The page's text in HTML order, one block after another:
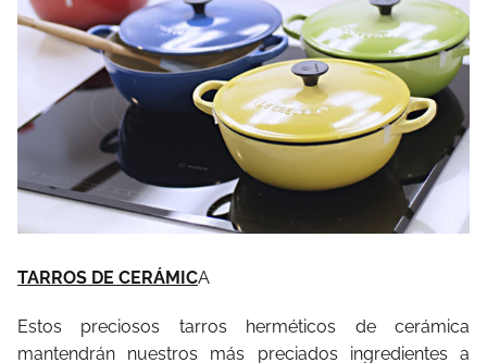
TARROS DE CERÁMICA
Estos preciosos tarros herméticos de cerámica
mantendrán nuestros más preciados ingredientes a